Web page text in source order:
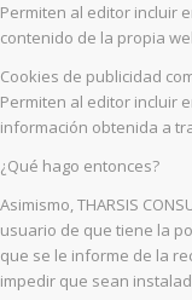
Permiten al editor incluir
contenido de la propia
Cookies de publicidad
Permiten al editor incluir
información obtenida a
¿Qué hago entonces?
Asimismo, THARSIS
usuario de que tiene la
que se le informe de la
impedir que sean